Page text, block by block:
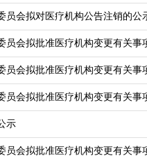
员会拟对医疗机构公告注销的公
员会拟批准医疗机构变更有关事
员会拟批准医疗机构变更有关事
员会拟批准医疗机构变更有关事
示
员会拟批准医疗机构变更有关事